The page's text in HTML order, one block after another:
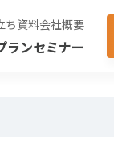
ち資料会社概要
ランセミナー